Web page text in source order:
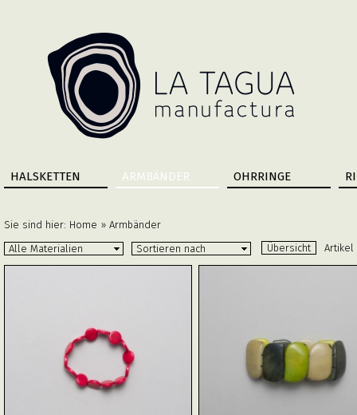
HALSKETTEN ARMBÄNDER OHRRINGE
Sie sind hier: Home » Armbänder
Alle Materialien
Sortieren nach Übersicht